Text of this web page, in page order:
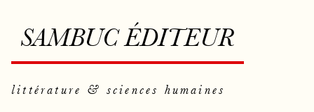
SAMBUC ÉDITEUR
littérature & sciences humaines